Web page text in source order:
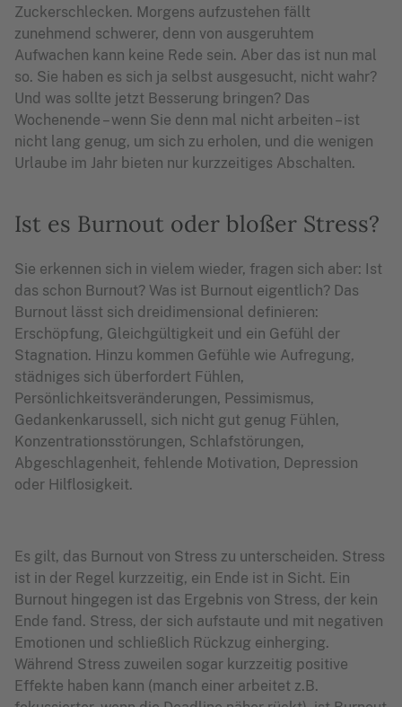
Zuckerschlecken. Morgens aufzustehen fällt
zunehmend schwerer, denn von ausgeruhtem
Aufwachen kann keine Rede sein. Aber das ist nun mal
so. Sie haben es sich ja selbst ausgesucht, nicht wahr?
Und was sollte jetzt Besserung bringen? Das
Wochenende – wenn Sie denn mal nicht arbeiten – ist
nicht lang genug, um sich zu erholen, und die wenigen
Urlaube im Jahr bieten nur kurzzeitiges Abschalten.
Ist es Burnout oder bloßer Stress?
Sie erkennen sich in vielem wieder, fragen sich aber: Ist
das schon Burnout? Was ist Burnout eigentlich? Das
Burnout lässt sich dreidimensional definieren:
Erschöpfung, Gleichgültigkeit und ein Gefühl der
Stagnation. Hinzu kommen Gefühle wie Aufregung,
städniges sich überfordert Fühlen,
Persönlichkeitsveränderungen, Pessimismus,
Gedankenkarussell, sich nicht gut genug Fühlen,
Konzentrationsstörungen, Schlafstörungen,
Abgeschlagenheit, fehlende Motivation, Depression
oder Hilflosigkeit.
Es gilt, das Burnout von Stress zu unterscheiden. Stress
ist in der Regel kurzzeitig, ein Ende ist in Sicht. Ein
Burnout hingegen ist das Ergebnis von Stress, der kein
Ende fand. Stress, der sich aufstaute und mit negativen
Emotionen und schließlich Rückzug einherging.
Während Stress zuweilen sogar kurzzeitig positive
Effekte haben kann (manch einer arbeitet z.B.